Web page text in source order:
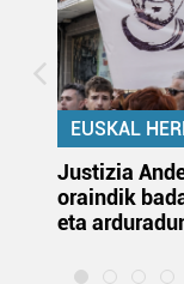
EUSKAL
Justizia
oraindik
eta